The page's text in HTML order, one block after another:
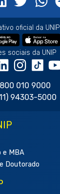
oficial da UNIP
sociais da UNIP
010 9000
94303-5000
e MBA
Doutorado